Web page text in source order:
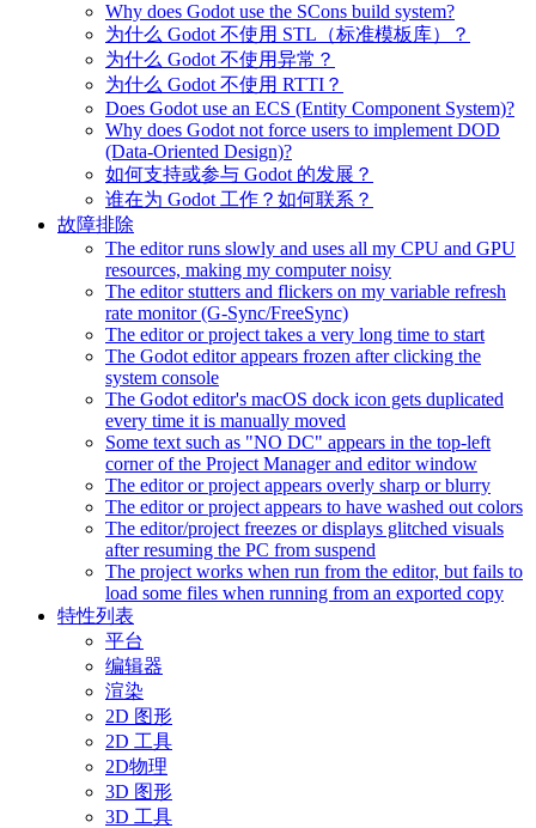
Why does Godot use the SCons build system?
为什么 Godot 不使用 STL（标准模板库）？
为什么 Godot 不使用异常？
为什么 Godot 不使用 RTTI？
Does Godot use an ECS (Entity Component System)?
Why does Godot not force users to implement DOD
(Data-Oriented Design)?
如何支持或参与 Godot 的发展？
谁在为 Godot 工作？如何联系？
故障排除
The editor runs slowly and uses all my CPU and GPU
resources, making my computer noisy
The editor stutters and flickers on my variable refresh
rate monitor (G-Sync/FreeSync)
The editor or project takes a very long time to start
The Godot editor appears frozen after clicking the
system console
The Godot editor's macOS dock icon gets duplicated
every time it is manually moved
Some text such as "NO DC" appears in the top-left
corner of the Project Manager and editor window
The editor or project appears overly sharp or blurry
The editor or project appears to have washed out colors
The editor/project freezes or displays glitched visuals
after resuming the PC from suspend
The project works when run from the editor, but fails to
load some files when running from an exported copy
特性列表
平台
编辑器
渲染
2D 图形
2D 工具
2D物理
3D 图形
3D 工具